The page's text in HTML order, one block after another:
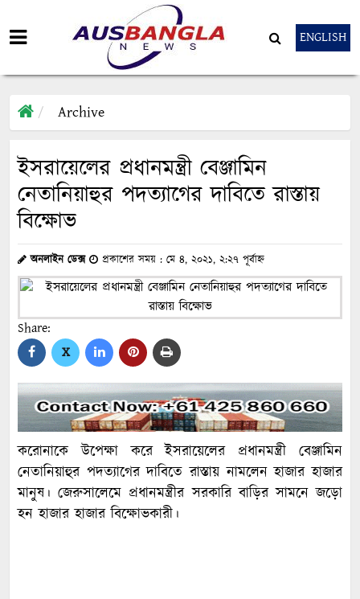
ENGLISH
Archive
ইসরায়েলের প্রধানমন্ত্রী বেঞ্জামিন
নেতানিয়াহুর পদত্যাগের দাবিতে রাস্তায়
বিক্ষোভ
অনলাইন ডেক্স প্রকাশের সময় : মে ৪, ২০২১, ২:২৭ পূর্বাহ্ন
Share:
X
করোনাকে উপেক্ষা করে ইসরায়েলের প্রধানমন্ত্রী বেঞ্জামিন
নেতানিয়াহুর পদত্যাগের দাবিতে রাস্তায় নামলেন হাজার হাজার
মানুষ। জেরুসালেমে প্রধানমন্ত্রীর সরকারি বাড়ির সামনে জড়ো
হন হাজার হাজার বিক্ষোভকারী।